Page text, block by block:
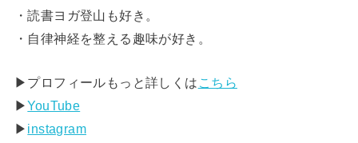
・読書ヨガ登山も好き。
・自律神経を整える趣味が好き。
▶︎プロフィールもっと詳しくは こちら
▶︎YouTube
▶︎ instagram